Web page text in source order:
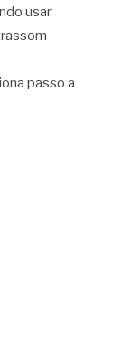
usar
passo a